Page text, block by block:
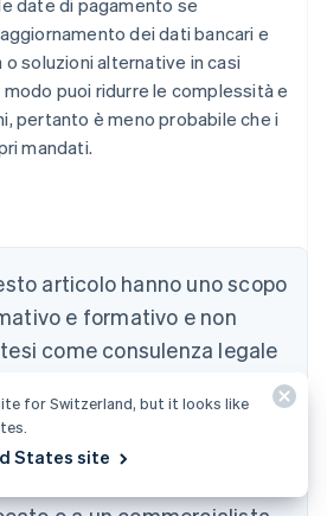
date di pagamento se
dei dati bancari e
soluzioni alternative in casi
puoi ridurre le complessità e
pertanto è meno probabile che i
mandati.
articolo hanno uno scopo
e formativo e non
come consulenza legale
garantisce l'accuratezza,
o l'attualità
nell'articolo. Per
for Switzerland, but it looks like
States site